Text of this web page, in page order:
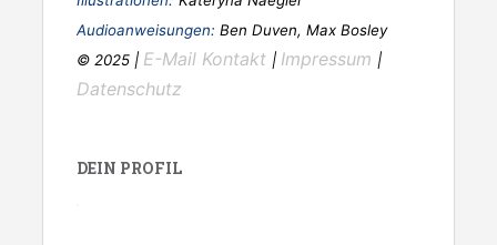
Audioanweisungen:Ben Duven, Max Bosley
© 2025 | E-Mail Kontakt | Impressum |
Datenschutz
DEIN PROFIL